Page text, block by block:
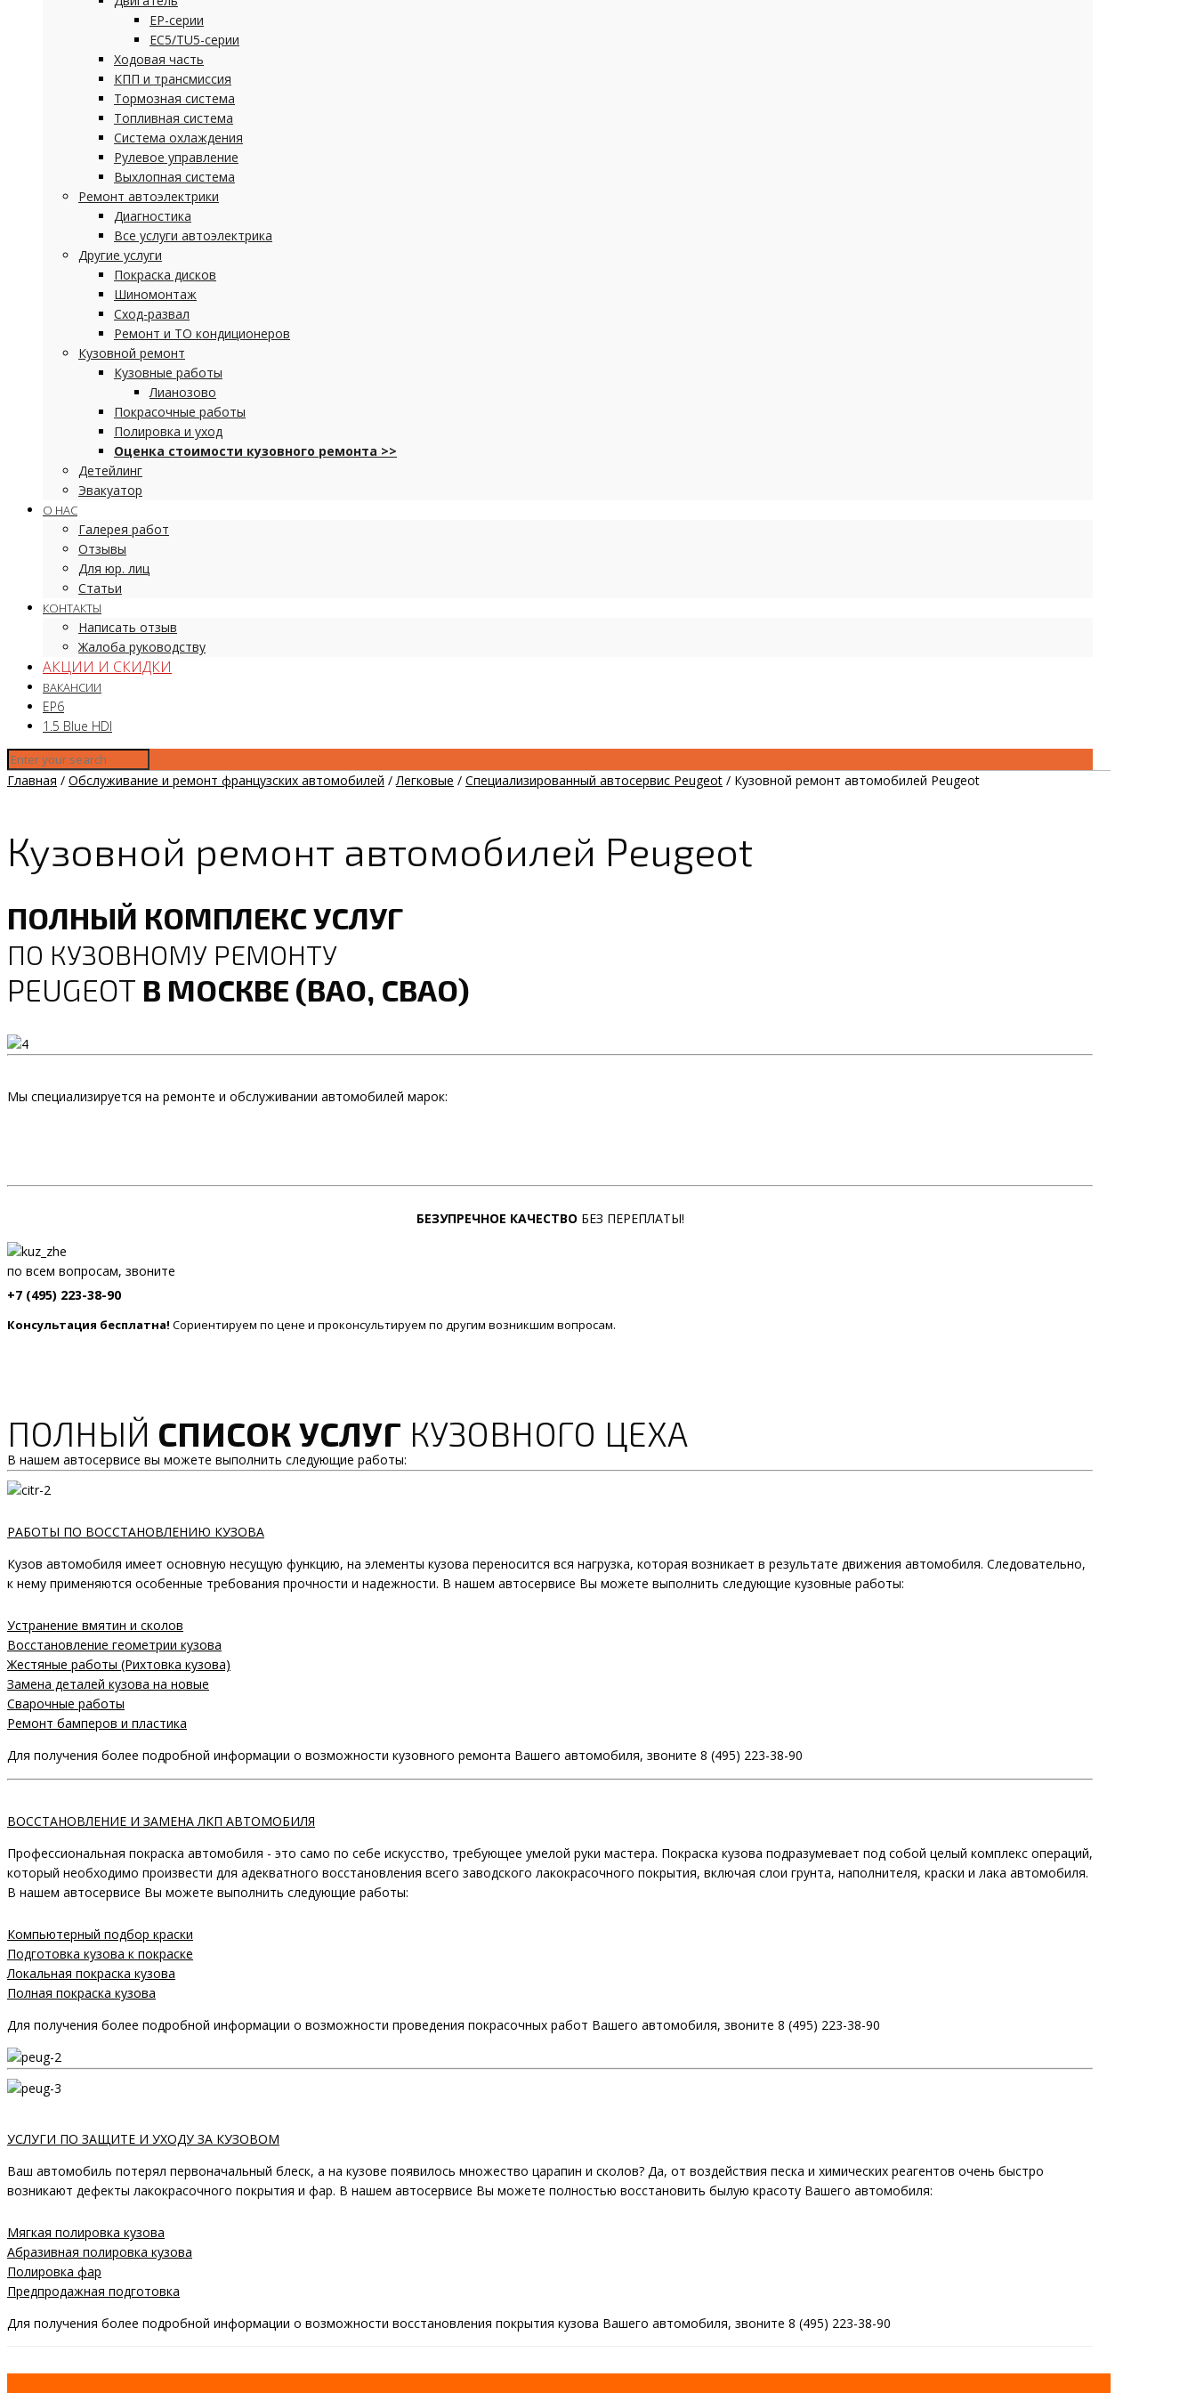
EP-серии
EC5/TU5-серии
Ходовая часть
КПП и трансмиссия
Тормозная система
Топливная система
Система охлаждения
Рулевое управление
Выхлопная система
Ремонт автоэлектрики
Диагностика
Все услуги автоэлектрика
Другие услуги
Покраска дисков
Шиномонтаж
Сход-развал
Ремонт и ТО кондиционеров
Кузовной ремонт
Кузовные работы
Лианозово
Покрасочные работы
Полировка и уход
Оценка стоимости кузовного ремонта >>
Детейлинг
Эвакуатор
О НАС
Галерея работ
Отзывы
Для юр. лиц
Статьи
КОНТАКТЫ
Написать отзыв
Жалоба руководству
АКЦИИ И СКИДКИ
ВАКАНСИИ
EP6
1.5 Blue HDI
Главная / Обслуживание и ремонт французских автомобилей / Легковые / Специализированный автосервис Peugeot / Кузовной ремонт автомобилей Peugeot
Кузовной ремонт автомобилей Peugeot
ПОЛНЫЙ КОМПЛЕКС УСЛУГ
ПО КУЗОВНОМУ РЕМОНТУ
PEUGEOT В МОСКВЕ (ВАО, СВАО)
Мы специализируется на ремонте и обслуживании автомобилей марок:
БЕЗУПРЕЧНОЕ КАЧЕСТВО БЕЗ ПЕРЕПЛАТЫ!
по всем вопросам, звоните
+7 (495) 223-38-90
Консультация бесплатна! Сориентируем по цене и проконсультируем по другим возникшим вопросам.
ПОЛНЫЙ СПИСОК УСЛУГ КУЗОВНОГО ЦЕХА
В нашем автосервисе вы можете выполнить следующие работы:
РАБОТЫ ПО ВОССТАНОВЛЕНИЮ КУЗОВА
Кузов автомобиля имеет основную несущую функцию, на элементы кузова переносится вся нагрузка, которая возникает в результате движения автомобиля. Следовательно,
к нему применяются особенные требования прочности и надежности. В нашем автосервисе Вы можете выполнить следующие кузовные работы:
Устранение вмятин и сколов
Восстановление геометрии кузова
Жестяные работы (Рихтовка кузова)
Замена деталей кузова на новые
Сварочные работы
Ремонт бамперов и пластика
Для получения более подробной информации о возможности кузовного ремонта Вашего автомобиля, звоните 8 (495) 223-38-90
ВОССТАНОВЛЕНИЕ И ЗАМЕНА ЛКП АВТОМОБИЛЯ
Профессиональная покраска автомобиля - это само по себе искусство, требующее умелой руки мастера. Покраска кузова подразумевает под собой целый комплекс операций,
который необходимо произвести для адекватного восстановления всего заводского лакокрасочного покрытия, включая слои грунта, наполнителя, краски и лака автомобиля.
В нашем автосервисе Вы можете выполнить следующие работы:
Компьютерный подбор краски
Подготовка кузова к покраске
Локальная покраска кузова
Полная покраска кузова
Для получения более подробной информации о возможности проведения покрасочных работ Вашего автомобиля, звоните 8 (495) 223-38-90
УСЛУГИ ПО ЗАЩИТЕ И УХОДУ ЗА КУЗОВОМ
Ваш автомобиль потерял первоначальный блеск, а на кузове появилось множество царапин и сколов? Да, от воздействия песка и химических реагентов очень быстро
возникают дефекты лакокрасочного покрытия и фар. В нашем автосервисе Вы можете полностью восстановить былую красоту Вашего автомобиля:
Мягкая полировка кузова
Абразивная полировка кузова
Полировка фар
Предпродажная подготовка
Для получения более подробной информации о возможности восстановления покрытия кузова Вашего автомобиля, звоните 8 (495) 223-38-90